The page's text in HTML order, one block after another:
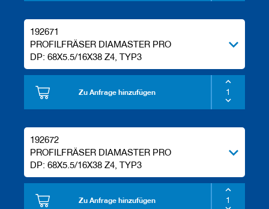
192671
PROFILFRÄSER DIAMASTER PRO
DP: 68X5.5/16X38 Z4, TYP3
Zu Anfrage hinzufügen
192672
PROFILFRÄSER DIAMASTER PRO
DP: 68X5.5/16X38 Z4, TYP3
Zu Anfrage hinzufügen